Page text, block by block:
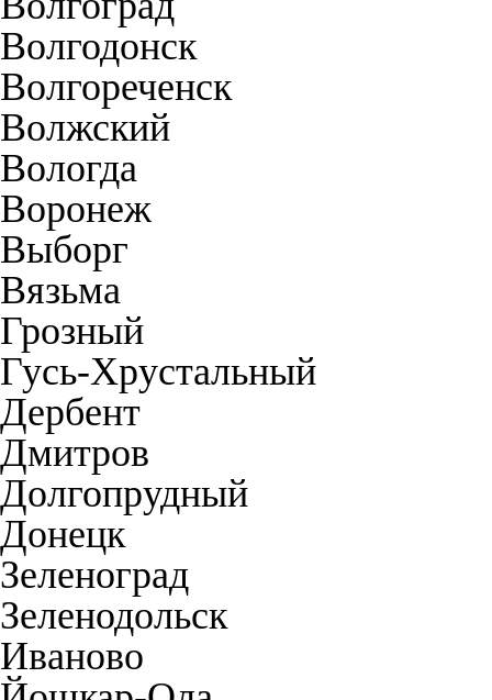
Волгодонск
Волгореченск
Волжский
Вологда
Воронеж
Выборг
Вязьма
Грозный
Гусь-Хрустальный
Дербент
Дмитров
Долгопрудный
Донецк
Зеленоград
Зеленодольск
Иваново